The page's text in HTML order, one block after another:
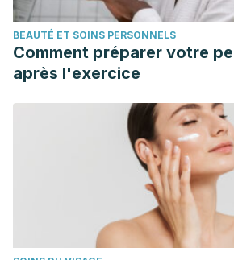
BEAUTÉ ET SOINS PERSONNELS
Comment préparer votre
après l'exercice